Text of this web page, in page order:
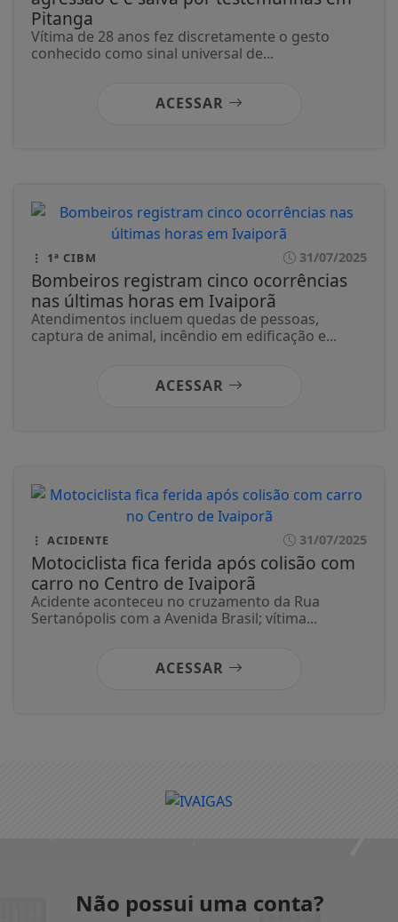
Pitanga
Vítima de 28 anos fez discretamente o gesto
conhecido como sinal universal de...
ACESSAR
1ª CIBM 31/07/2025
Bombeiros registram cinco ocorrências
nas últimas horas em Ivaiporã
Atendimentos incluem quedas de pessoas,
captura de animal, incêndio em edificação e...
ACESSAR
ACIDENTE 31/07/2025
Motociclista fica ferida após colisão com
carro no Centro de Ivaiporã
Acidente aconteceu no cruzamento da Rua
Sertanópolis com a Avenida Brasil; vítima...
ACESSAR
Não possui uma conta?